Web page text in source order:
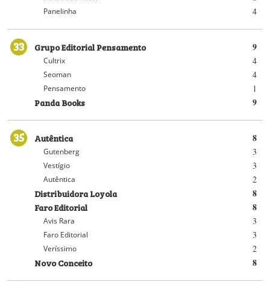
4
Panelinha
33 9
Grupo Editorial Pensamento
4
Cultrix
4
Seoman
1
Pensamento
9
Panda Books
35 8
Autêntica
3
Gutenberg
3
Vestígio
2
Autêntica
8
Distribuidora Loyola
8
Faro Editorial
3
Avis Rara
3
Faro Editorial
2
Veríssimo
8
Novo Conceito